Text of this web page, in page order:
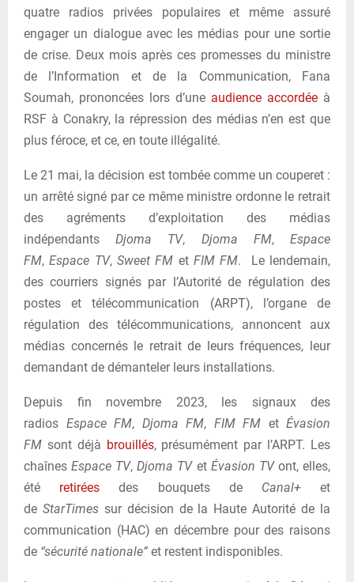
quatre radios privées populaires et même assuré
engager un dialogue avec les médias pour une sortie
de crise. Deux mois après ces promesses du ministre
de l’Information et de la Communication, Fana
Soumah, prononcées lors d’une audience accordée à
RSF à Conakry, la répression des médias n’en est que
plus féroce, et ce, en toute illégalité.
Le 21 mai, la décision est tombée comme un couperet :
un arrêté signé par ce même ministre ordonne le retrait
des agréments d’exploitation des médias
indépendantsDjoma TV, Djoma FM,Espace
FM,Espace TV, Sweet FM et FIM FM. Le lendemain,
des courriers signés par l’Autorité de régulation des
postes et télécommunication (ARPT), l’organe de
régulation des télécommunications, annoncent aux
médias concernés le retrait de leurs fréquences, leur
demandant de démanteler leurs installations.
Depuis fin novembre 2023, les signaux des
radios Espace FM, Djoma FM, FIM FM et Évasion
FM sont déjà brouillés, présumément par l’ARPT. Les
chaînesEspace TV,Djoma TVet Évasion TVont, elles,
été retirées des bouquets de Canal+et
de StarTimessur décision de la Haute Autorité de la
communication (HAC) en décembre pour des raisons
de “sécurité nationale” et restent indisponibles.